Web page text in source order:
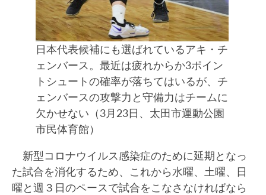
日本代表候補にも選ばれているアキ・チ
ェンバース。最近は疲れからか3ポイン
トシュートの確率が落ちてはいるが、チ
ェンバースの攻撃力と守備力はチームに
欠かせない（3月23日、太田市運動公園
市民体育館）
新型コロナウイルス感染症のために延期となっ
た試合を消化するため、これから水曜、土曜、日
曜と週３日のペースで試合をこなさなければなら